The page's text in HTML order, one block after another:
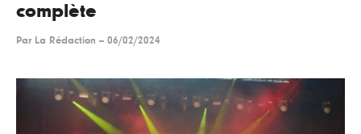
complète
Par La Rédaction -- 06/02/2024